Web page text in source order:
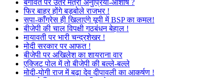
बगावत पर उतरे मंत्री अनुप्रिया-आशीष ?
फिर बाहर होंगे बड़बोले राजभर !
सपा-काँग्रेस ही खिलाएंगे यूपी में BSP का कमल!
बीजेपी की चाल विपक्षी गठबंधन बेहाल !
मायावती पर भारी चन्द्रशेखर !
मोदी सरकार पर आफत !
बीजेपी पर अखिलेश का शायराना वार
एक्जिट पोल में तो बीजेपी की बल्ले-बल्ले
मोदी-योगी राज में बढ़ा देव दीपावली का आकर्षण !